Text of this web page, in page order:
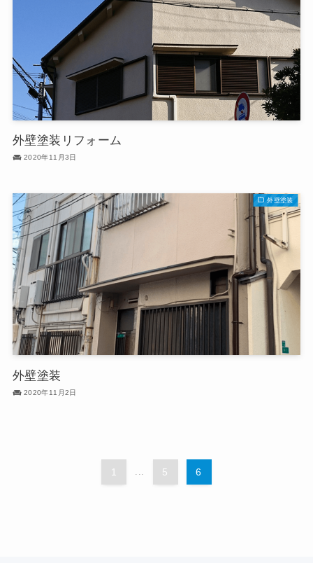
外壁塗装リフォーム
2020年11月3日
外壁塗装
外壁塗装
2020年11月2日
1 ... 5 6